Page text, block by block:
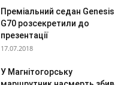
Преміальний седан Genesis
G70 розсекретили до
презентації
17.07.2018
У Магнітогорську